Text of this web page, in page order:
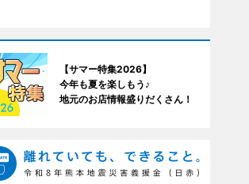
【サマー特集2026】
今年も夏を楽しもう♪
地元のお店情報盛りだくさん！